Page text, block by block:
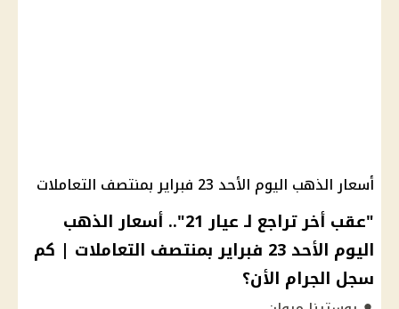
أسعار الذهب اليوم الأحد 23 فبراير بمنتصف التعاملات
"عقب أخر تراجع لـ عيار 21".. أسعار الذهب
اليوم الأحد 23 فبراير بمنتصف التعاملات | كم
سجل الجرام الأن؟